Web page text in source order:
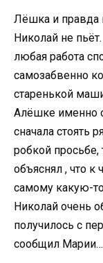
Лёшка и правда
Николай не
любая работа
самозабвенно
старенькой
Алёшке именно
сначала стоять
робкой
объяснял , что к
самому какую-
Николай очень
получилось с
сообщил Марии…